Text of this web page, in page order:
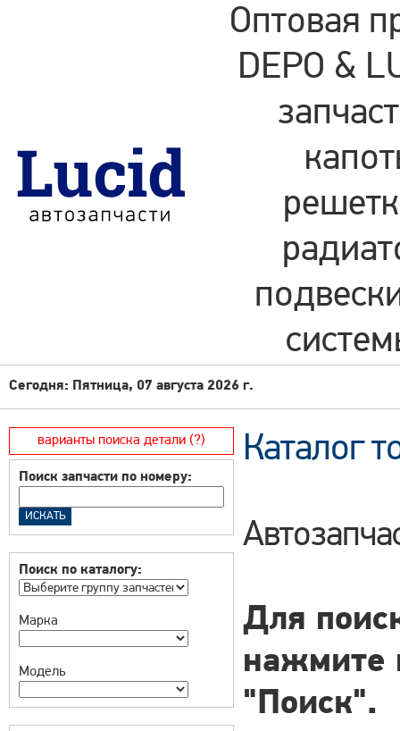
Оптовая
DEPO &
Сегодня: Пятница, 07 августа 2026 г.
варианты поиска детали (?)
Поиск запчасти по номеру:
Поиск по каталогу:
Марка
Модель
Каталог
Для
нажмите
"Поиск".